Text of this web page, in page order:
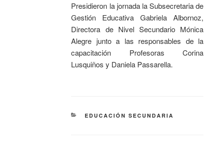
Presidieron la jornada la Subsecretaria de
Gestión Educativa Gabriela Albornoz,
Directora de Nivel Secundario Mónica
Alegre junto a las responsables de la
capacitación Profesoras Corina
Lusquiños y Daniela Passarella.
EDUCACIÓN SECUNDARIA